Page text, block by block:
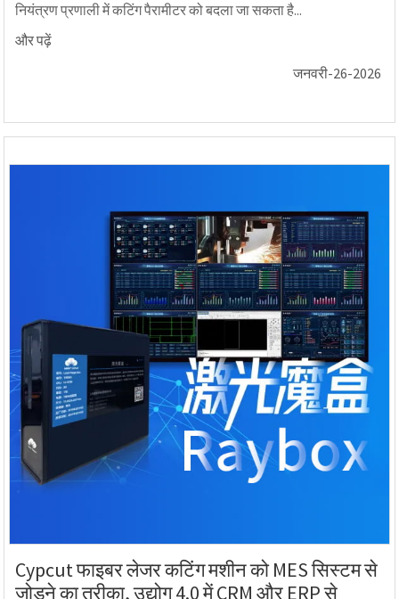
नियंत्रण प्रणाली में कटिंग पैरामीटर को बदला जा सकता है...
और पढ़ें
जनवरी-26-2026
Cypcut फाइबर लेजर कटिंग मशीन को MES सिस्टम से
जोड़ने का तरीका, उद्योग 4.0 में CRM और ERP से